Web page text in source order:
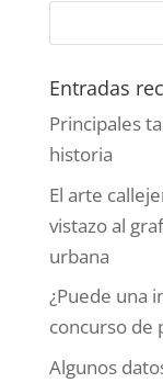
Entradas
Principales
historia
El arte
vistazo al
urbana
¿Puede una
concurso de
Algunos